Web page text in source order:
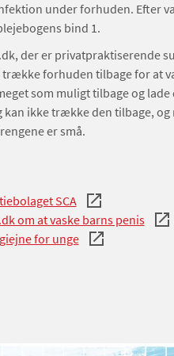
under forhuden. Efter
bind 1.
der er privatpraktiserende
forhuden tilbage for at
som muligt tilbage og lade
ikke trække den tilbage,
er små.
SCA
om at vaske barns penis
for unge